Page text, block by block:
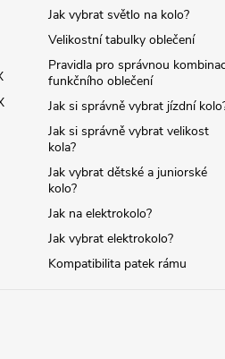
Jak vybrat světlo na kolo?
Velikostní tabulky oblečení
Pravidla pro správnou
funkčního oblečení
Jak si správně vybrat jízdní
Jak si správně vybrat velikost
kola?
Jak vybrat dětské a juniorské
kolo?
Jak na elektrokolo?
Jak vybrat elektrokolo?
Kompatibilita patek rámu